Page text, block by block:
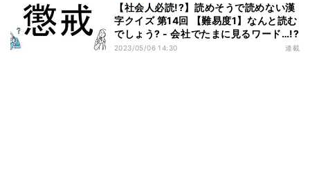
【社会人必読!?】読めそうで読めない漢
字クイズ 第14回 【難易度1】なんと読む
でしょう? - 会社でたまに見るワード…!?
2023/05/06 14:30 連載